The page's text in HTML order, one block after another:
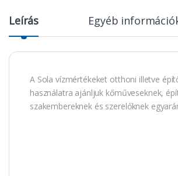
Leírás Egyéb
A Sola vízmértékeket otthoni illetve
használatra ajánljuk kőműveseknek,
szakembereknek és szerelőknek